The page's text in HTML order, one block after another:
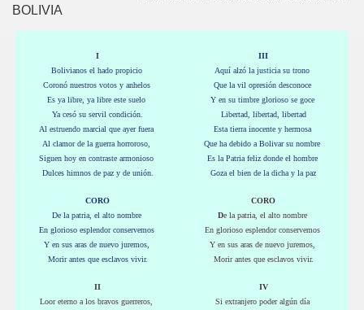
BOLIVIA
I
Bolivianos el hado propicio
Coronó nuestros votos y anhelos
Es ya libre, ya libre este suelo
Ya cesó su servil condición.
Al estruendo marcial que ayer fuera
Al clamor de la guerra horroroso,
Siguen hoy en contraste armonioso
Dulces himnos de paz y de unión.
CORO
De la patria, el alto nombre
En glorioso esplendor conservemos
Y en sus aras de nuevo juremos,
Morir antes que esclavos vivir.
II
Loor eterno a los bravos guerreros,
III
Aquí alzó la justicia su trono
Que la vil opresión desconoce
Y en su timbre glorioso se goce
Libertad, libertad, libertad
Esta tierra inocente y hermosa
Que ha debido a Bolivar su nombre
Es la Patria feliz donde el hombre
Goza el bien de la dicha y la paz
CORO
De la patria, el alto nombre
En glorioso esplendor conservemos
Y en sus aras de nuevo juremos,
Morir antes que esclavos vivir.
IV
Si extranjero poder algún día